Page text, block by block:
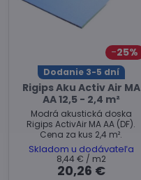
25%
Dodanie 3-5 dní
Rigips Aku Activ Air MA
AA 12,5 - 2,4 m²
Modrá akustická doska
Rigips ActivAir MA AA (DF).
Cena za kus 2,4 m².
Skladom u dodávateľa
20,26 €
8,44 € / m2